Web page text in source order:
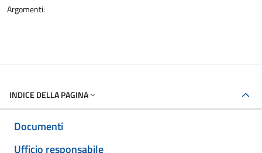
Argomenti:
INDICE DELLA PAGINA
Documenti
Ufficio responsabile